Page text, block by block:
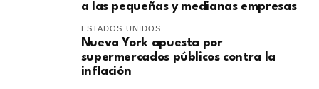
a las pequeñas y medianas empresas
ESTADOS UNIDOS
Nueva York apuesta por
supermercados públicos contra la
inflación